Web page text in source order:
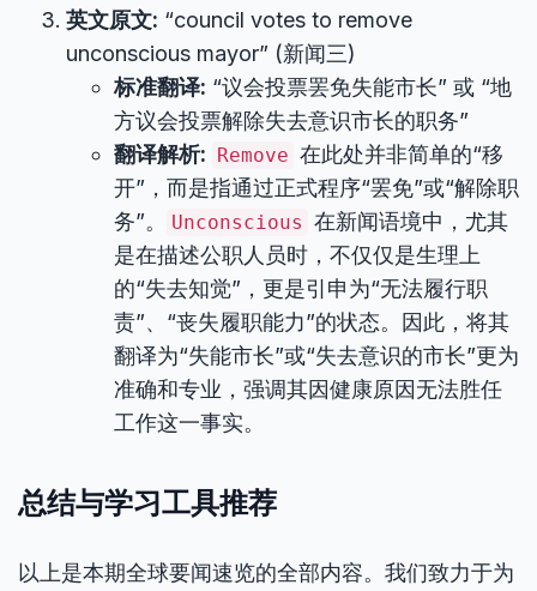
英文原文: “council votes to remove
unconscious mayor” (新闻三)
标准翻译: “议会投票罢免失能市长” 或 “地
方议会投票解除失去意识市长的职务”
翻译解析: Remove 在此处并非简单的“移
开”，而是指通过正式程序“罢免”或“解除职
务”。
Unconscious 在新闻语境中，尤其
是在描述公职人员时，不仅仅是生理上
的“失去知觉”，更是引申为“无法履行职
责”、“丧失履职能力”的状态。因此，将其
翻译为“失能市长”或“失去意识的市长”更为
准确和专业，强调其因健康原因无法胜任
工作这一事实。
总结与学习工具推荐
以上是本期全球要闻速览的全部内容。我们致力于为